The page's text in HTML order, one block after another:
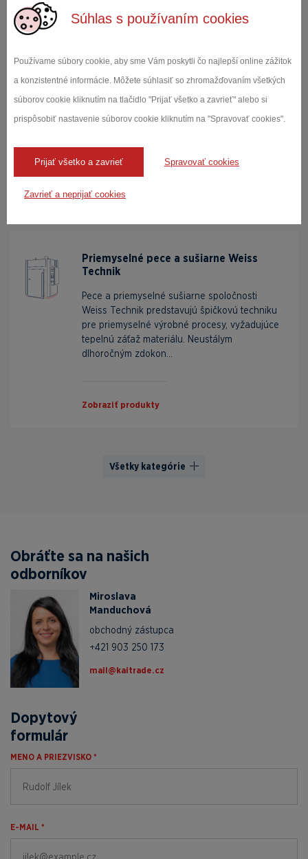
Súhlas s používaním cookies
Používame súbory cookie, aby sme Vám poskytli čo najlepší online zážitok
a konzistentné informácie. Môžete súhlasiť so zhromažďovaním všetkých
súborov cookie kliknutím na tlačidlo "Prijať všetko a zavrieť" alebo si
prispôsobiť nastavenie súborov cookie kliknutím na "Spravovať cookies".
Prijať všetko a zavrieť Spravovať cookies
Zavrieť a neprijať cookies
Našich zákazníkov podporujeme i systémovými
dôležitú súčasť takýchto požiadaviek.
Komplexné riešenia na mieru zákazníkovi: od
Priemyselné pece a sušiarne Weiss
Technik
Pece a priemyselné sušiarne spoločnosti
Weiss Technik predstavujú špičkovú techniku
pre priemyselné výrobné procesy, vyžadujúce
tepelnú záťaž materiálu. Neustálym
dlhoročným zdokon...
Zobraziť produkty
Všetky kategórie
Obráťte sa na našich
odborníkov
Miroslava
Manduchová
obchodný zástupca
+421 903 250 173
zc.edartiak@liam
Dopytový
formulár
MENO A PRIEZVISKO *
E-MAIL *